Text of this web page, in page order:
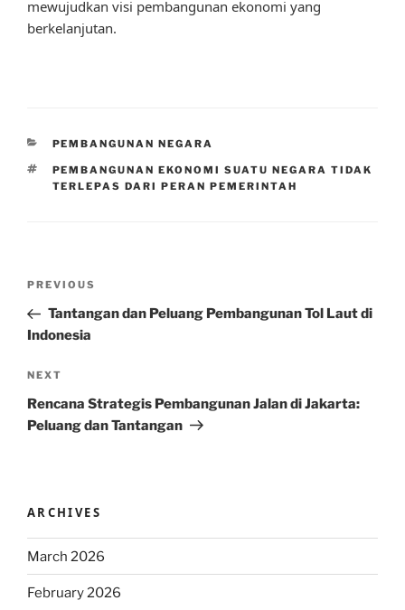
mewujudkan visi pembangunan ekonomi yang
berkelanjutan.
CATEGORIES
PEMBANGUNAN NEGARA
TAGS
PEMBANGUNAN EKONOMI SUATU NEGARA TIDAK
TERLEPAS DARI PERAN PEMERINTAH
Previous
Post
PREVIOUS
Tantangan dan Peluang Pembangunan Tol Laut di
Indonesia
Next
Post
NEXT
Rencana Strategis Pembangunan Jalan di Jakarta:
Peluang dan Tantangan
ARCHIVES
March 2026
February 2026